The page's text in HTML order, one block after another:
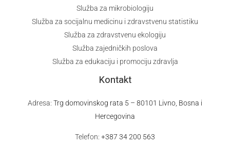
Služba za mikrobiologiju
Služba za socijalnu medicinu i zdravstvenu statistiku
Služba za zdravstvenu ekologiju
Služba zajedničkih poslova
Služba za edukaciju i promociju zdravlja
Kontakt
Adresa: Trg domovinskog rata 5 – 80101 Livno, Bosna i
Hercegovina
Telefon: +387 34 200 563